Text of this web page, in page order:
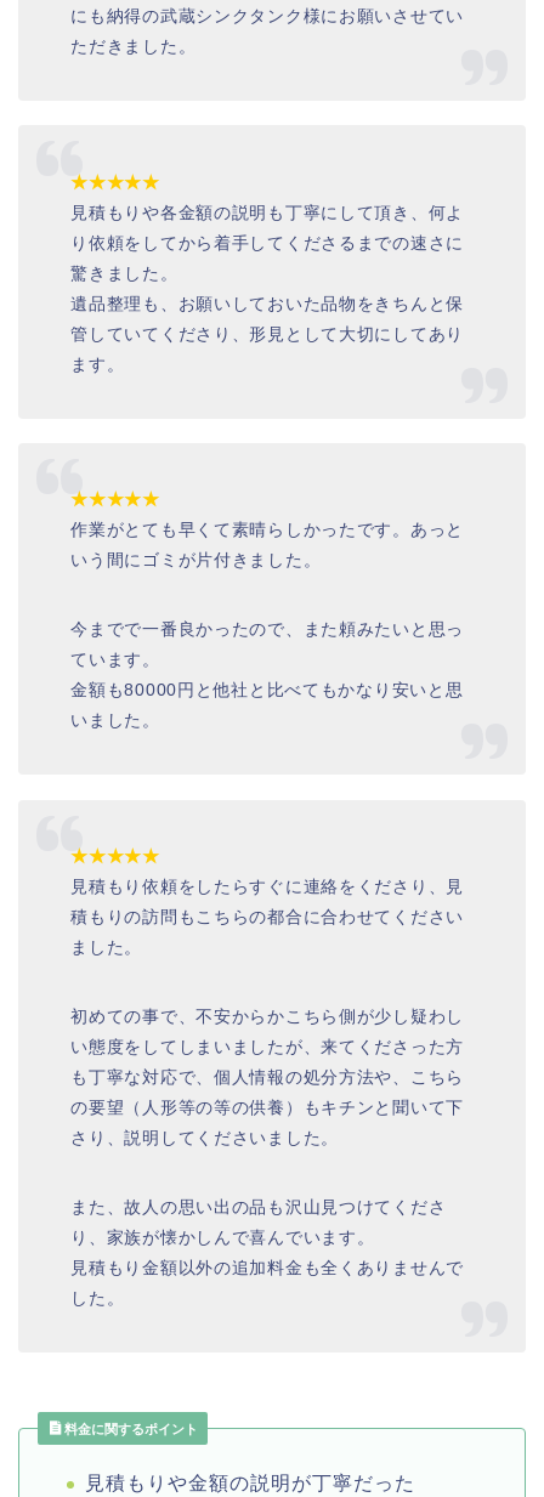
にも納得の武蔵シンクタンク様にお願いさせてい
ただきました。
★★★★★
見積もりや各金額の説明も丁寧にして頂き、何よ
り依頼をしてから着手してくださるまでの速さに
驚きました。
遺品整理も、お願いしておいた品物をきちんと保
管していてくださり、形見として大切にしてあり
ます。
★★★★★
作業がとても早くて素晴らしかったです。あっと
いう間にゴミが片付きました。
今までで一番良かったので、また頼みたいと思っ
ています。
金額も80000円と他社と比べてもかなり安いと思
いました。
★★★★★
見積もり依頼をしたらすぐに連絡をくださり、見
積もりの訪問もこちらの都合に合わせてください
ました。
初めての事で、不安からかこちら側が少し疑わし
い態度をしてしまいましたが、来てくださった方
も丁寧な対応で、個人情報の処分方法や、こちら
の要望（人形等の等の供養）もキチンと聞いて下
さり、説明してくださいました。
また、故人の思い出の品も沢山見つけてくださ
り、家族が懐かしんで喜んでいます。
見積もり金額以外の追加料金も全くありませんで
した。
料金に関するポイント
見積もりや金額の説明が丁寧だった